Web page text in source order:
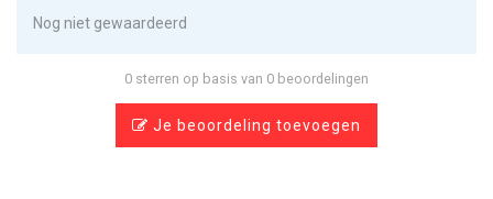
Nog niet gewaardeerd
0 sterren op basis van 0 beoordelingen
Je beoordeling toevoegen